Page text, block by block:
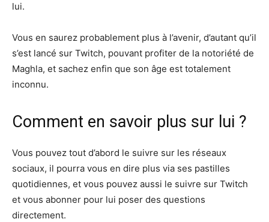
lui.
Vous en saurez probablement plus à l’avenir, d’autant qu’il
s’est lancé sur Twitch, pouvant profiter de la notoriété de
Maghla, et sachez enfin que son âge est totalement
inconnu.
Comment en savoir plus sur lui ?
Vous pouvez tout d’abord le suivre sur les réseaux
sociaux, il pourra vous en dire plus via ses pastilles
quotidiennes, et vous pouvez aussi le suivre sur Twitch
et vous abonner pour lui poser des questions
directement.